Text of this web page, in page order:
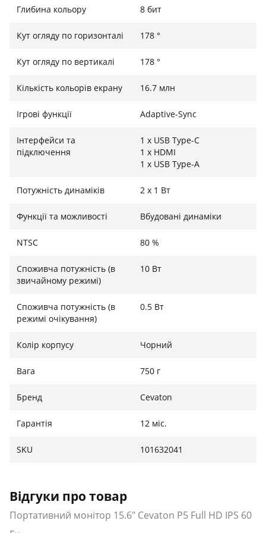
Глибина кольору 8 бит
Кут огляду по горизонталі 178 °
Кут огляду по вертикалі 178 °
Кількість кольорів екрану 16.7 млн
Ігрові функції Adaptive-Sync
Інтерфейси та
підключення
1 x USB Type-C
1 x HDMI
1 x USB Type-A
Потужність динаміків 2 х 1 Вт
Функції та можливості Вбудовані динаміки
NTSC 80 %
Споживча потужність (в
звичайному режимі)
10 Вт
Споживча потужність (в
режимі очікування)
0.5 Вт
Колір корпусу Чорний
Вага 750 г
Бренд Cevaton
Гарантія 12 міс.
SKU 101632041
Відгуки про товар
Портативний монітор 15.6" Cevaton P5 Full HD IPS 60